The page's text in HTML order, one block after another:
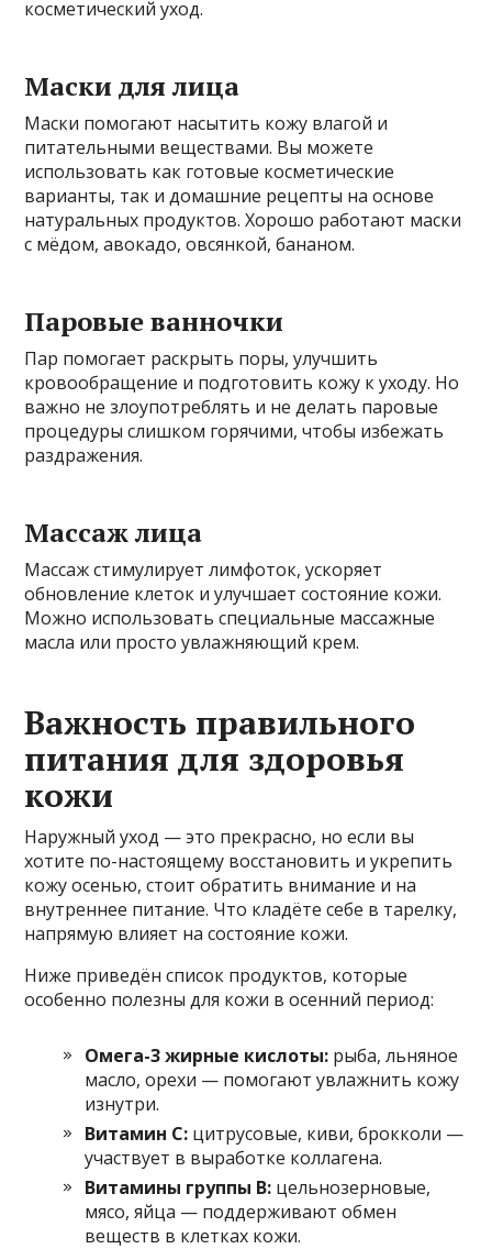
косметический уход.
Маски для лица
Маски помогают насытить кожу влагой и
питательными веществами. Вы можете
использовать как готовые косметические
варианты, так и домашние рецепты на основе
натуральных продуктов. Хорошо работают маски
с мёдом, авокадо, овсянкой, бананом.
Паровые ванночки
Пар помогает раскрыть поры, улучшить
кровообращение и подготовить кожу к уходу. Но
важно не злоупотреблять и не делать паровые
процедуры слишком горячими, чтобы избежать
раздражения.
Массаж лица
Массаж стимулирует лимфоток, ускоряет
обновление клеток и улучшает состояние кожи.
Можно использовать специальные массажные
масла или просто увлажняющий крем.
Важность правильного
питания для здоровья
кожи
Наружный уход — это прекрасно, но если вы
хотите по-настоящему восстановить и укрепить
кожу осенью, стоит обратить внимание и на
внутреннее питание. Что кладёте себе в тарелку,
напрямую влияет на состояние кожи.
Ниже приведён список продуктов, которые
особенно полезны для кожи в осенний период:
Омега-3 жирные кислоты: рыба, льняное
масло, орехи — помогают увлажнить кожу
изнутри.
Витамин C: цитрусовые, киви, брокколи —
участвует в выработке коллагена.
Витамины группы B: цельнозерновые,
мясо, яйца — поддерживают обмен
веществ в клетках кожи.